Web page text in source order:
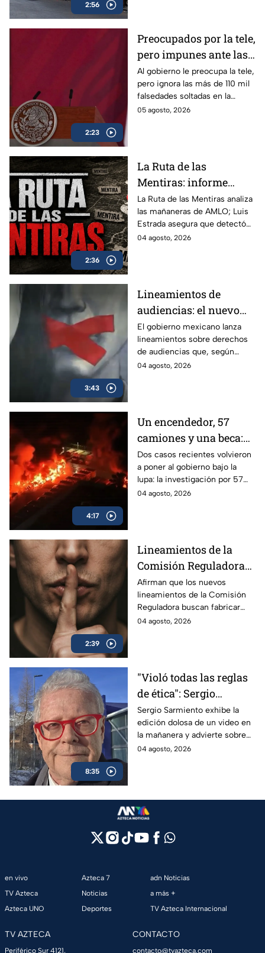
2:56
2:23
Preocupados por la tele,
pero impunes ante las
mentiras: El doble
rasero del gobierno
federal
Al gobierno le preocupa la tele,
pero ignora las más de 110 mil
falsedades soltadas en la
mañanera. Recordamos las
05 agosto, 2026
2:36
La Ruta de las
Mentiras: informe
acusa más de 100 mil
falsedades en las
mañaneras de AMLO
La Ruta de las Mentiras analiza
las mañaneras de AMLO; Luis
Estrada asegura que detectó
más de 100 mil afirmaciones
04 agosto, 2026
3:43
Lineamientos de
audiencias: el nuevo
mecanismo del
gobierno para censurar
medios y blindar la
corrupción en México
El gobierno mexicano lanza
lineamientos sobre derechos
de audiencias que, según
críticos, no protegen al
crimen organizado.
04 agosto, 2026
4:17
Un encendedor, 57
camiones y una beca:
las polémicas que
persiguen al gobierno
Dos casos recientes volvieron
a poner al gobierno bajo la
lupa: la investigación por 57
camiones incendiados y la
04 agosto, 2026
2:39
Lineamientos de la
Comisión Reguladora
buscan silenciar a TV
Azteca
Afirman que los nuevos
lineamientos de la Comisión
Reguladora buscan fabricar
autocensura y controlar los
04 agosto, 2026
8:35
"Violó todas las reglas
de ética": Sergio
Sarmiento responde a
la mañanera tras video
editado
Sergio Sarmiento exhibe la
edición dolosa de un video en
la mañanera y advierte sobre
los peligros de la censura
04 agosto, 2026
en vivo
TV Azteca
Azteca UNO
Azteca 7
Noticias
Deportes
adn Noticias
a más +
TV Azteca Internacional
TV AZTECA
Periférico Sur 4121,
CONTACTO
contacto@tvazteca.com